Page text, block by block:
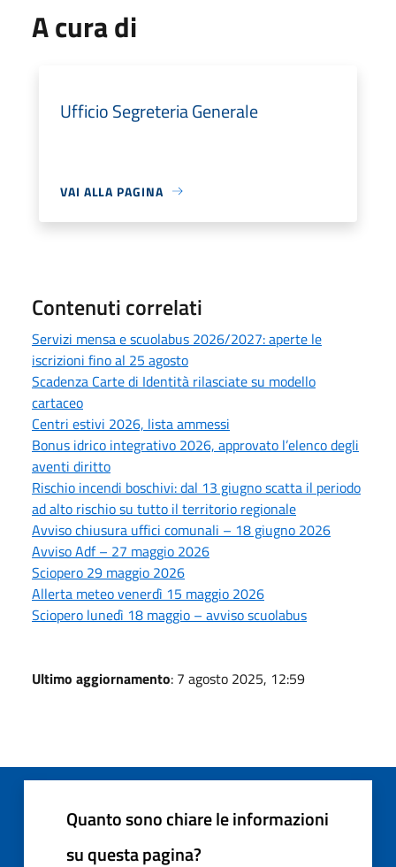
A cura di
Ufficio Segreteria Generale
VAI ALLA PAGINA
Contenuti correlati
Servizi mensa e scuolabus 2026/2027: aperte le
iscrizioni fino al 25 agosto
Scadenza Carte di Identità rilasciate su modello
cartaceo
Centri estivi 2026, lista ammessi
Bonus idrico integrativo 2026, approvato l’elenco degli
aventi diritto
Rischio incendi boschivi: dal 13 giugno scatta il periodo
ad alto rischio su tutto il territorio regionale
Avviso chiusura uffici comunali – 18 giugno 2026
Avviso Adf – 27 maggio 2026
Sciopero 29 maggio 2026
Allerta meteo venerdì 15 maggio 2026
Sciopero lunedì 18 maggio – avviso scuolabus
Ultimo aggiornamento: 7 agosto 2025, 12:59
Quanto sono chiare le informazioni
su questa pagina?